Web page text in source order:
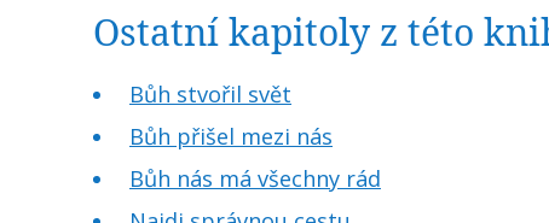
Ostatní kapitoly z této
Bůh stvořil svět
Bůh přišel mezi nás
Bůh nás má všechny rád